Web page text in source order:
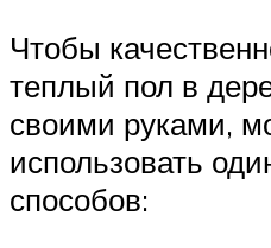
Чтобы
теплый пол в
своими руками,
использовать
способов: